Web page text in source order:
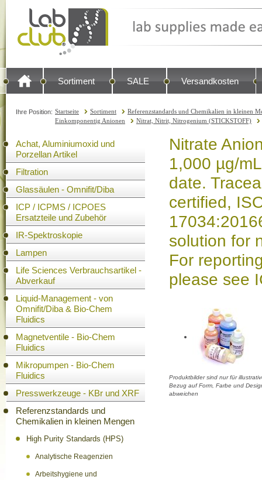
Sortiment SALE Versandkosten
Ihre Position: Startseite Sortiment
Referenzstandards und Chemikalien in kleinen
Einkomponentig Anionen
Nitrat, Nitrit, Nitrogenium (STICKSTOFF)
Achat, Aluminiumoxid und
Porzellan Artikel
Filtration
Glassäulen - Omnifit/Diba
ICP / ICPMS / ICPOES
Ersatzteile und Zubehör
IR-Spektroskopie
Lampen
Life Sciences Verbrauchsartikel -
Abverkauf
Liquid-Management - von
Omnifit/Diba & Bio-Chem
Fluidics
Magnetventile - Bio-Chem
Fluidics
Mikropumpen - Bio-Chem
Fluidics
Presswerkzeuge - KBr und XRF
Referenzstandards und
Chemikalien in kleinen Mengen
High Purity Standards (HPS)
Analytische Reagenzien
Arbeitshygiene und
Nitrate
1,000 µg/
date.
certified,
solution for
For
please see
Produktbilder sind nur für
Bezug auf Form, Farbe und
abweichen